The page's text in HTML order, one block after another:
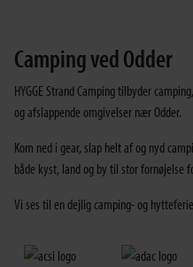
Camping ved Odder
HYGGE Strand Camping tilbyder
og afslappende omgivelser nær Odder.
Kom ned i gear, slap helt af og nyd
både kyst, land og by til stor fornøjelse
Vi ses til en dejlig camping- og hytteferie